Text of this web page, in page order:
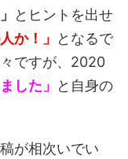
とヒントを出せ
か！」
となるで
ですが、2020
した」
と自身の
が相次いでい